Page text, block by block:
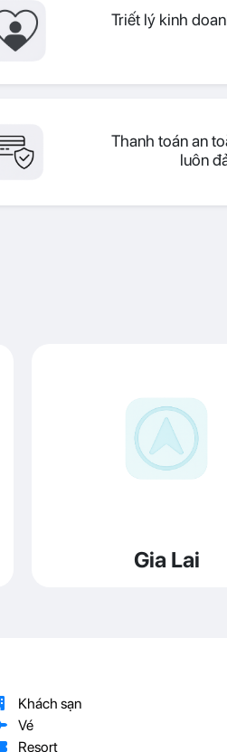
Triết lý kinh
Thanh toán an
luôn
Gia Lai
Khách sạn
Vé
Resort